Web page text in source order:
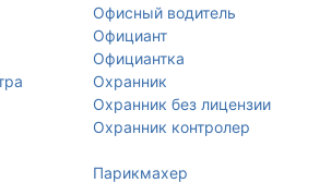
Офисный водитель
Официант
Официантка
Охранник
Охранник без лицензии
Охранник контролер
Парикмахер